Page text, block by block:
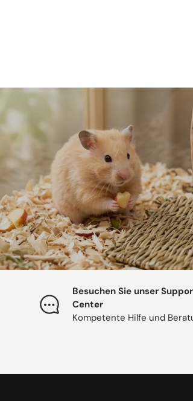
Besuchen Sie unser
Center
Kompetente Hilfe und